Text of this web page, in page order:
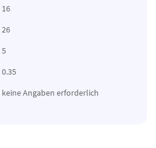
16
26
5
0.35
keine Angaben erforderlich